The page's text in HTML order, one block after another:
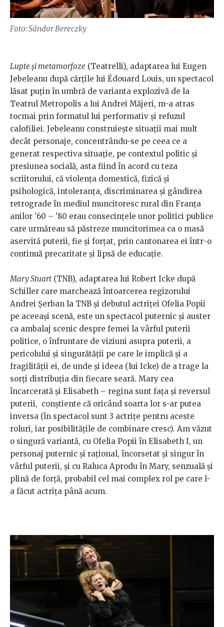
Foto: Sándor Bereczky
Lupte și metamorfoze (Teatrelli), adaptarea lui Eugen
Jebeleanu după cărțile lui Édouard Louis, un spectacol
lăsat puțin în umbră de varianta explozivă de la
Teatrul Metropolis a lui Andrei Măjeri, m-a atras
tocmai prin formatul lui performativ și refuzul
calofiliei. Jebeleanu construiește situații mai mult
decât personaje, concentrându-se pe ceea ce a
generat respectiva situație, pe contextul politic și
presiunea socială, asta fiind în acord cu teza
scriitorului, că violența domestică, fizică și
psihologică, intoleranța, discriminarea și gândirea
retrograde în mediul muncitoresc rural din Franța
anilor '60 – '80 erau consecințele unor politici publice
care urmăreau să păstreze muncitorimea ca o masă
aservită puterii, fie și forțat, prin cantonarea ei într-o
continuă precaritate și lipsă de educație.
Mary Stuart(TNB), adaptarea lui Robert Icke după
Schiller care marchează întoarcerea regizorului
Andrei Șerban la TNB și debutul actriței Ofelia Popii
pe aceeași scenă, este un spectacol puternic și auster
ca ambalaj scenic despre femei la vârful puterii
politice, o înfruntare de viziuni asupra puterii, a
pericolului și singurătății pe care le implică și a
fragilității ei, de unde și ideea (lui Icke) de a trage la
sorți distribuția din fiecare seară. Mary cea
încarcerată și Elisabeth – regina sunt fața și reversul
puterii, conștiente că oricând soarta lor s-ar putea
inversa (în spectacol sunt 3 actrițe pentru aceste
roluri, iar posibilitățile de combinare cresc). Am văzut
o singură variantă, cu Ofelia Popii în Elisabeth I, un
personaj puternic și rațional, încorsetat și singur în
vârful puterii, și cu Raluca Aprodu în Mary, senzuală și
plină de forță, probabil cel mai complex rol pe care l-
a făcut actrița până acum.